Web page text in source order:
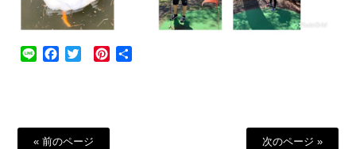
Line Facebook
Twitter Pinterest
« 前のページ 次のページ »